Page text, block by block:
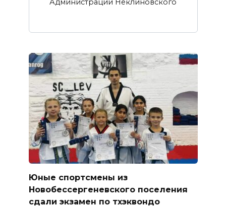
Администрации Неклиновского
Юные спортсмены из
Новобессергеневского поселения
сдали экзамен по тхэквондо